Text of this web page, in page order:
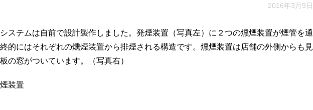
2016年3月9日
ステムは自前で設計製作しました。発煙装置（写真左）に２つの燻煙装置が煙管を通
的にはそれぞれの燻煙装置から排煙される構造です。燻煙装置は店舗の外側からも見
の窓がついています。（写真右）